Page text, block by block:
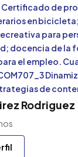
de
en
para
docencia de la
el empleo.
de
Rodriguez